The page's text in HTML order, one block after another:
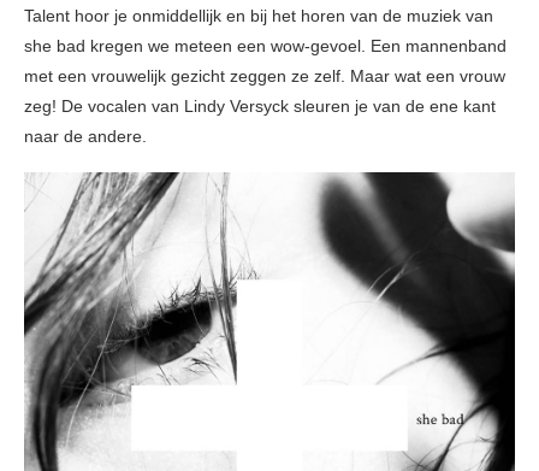
Talent hoor je onmiddellijk en bij het horen van de muziek van
she bad kregen we meteen een wow-gevoel. Een mannenband
met een vrouwelijk gezicht zeggen ze zelf. Maar wat een vrouw
zeg! De vocalen van Lindy Versyck sleuren je van de ene kant
naar de andere.